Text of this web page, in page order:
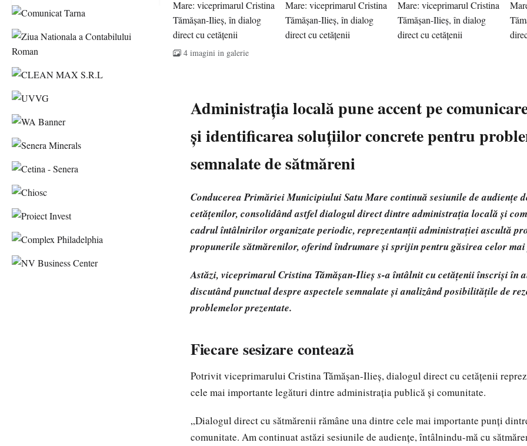
4 imagini in galerie
Administrația locală pune accent pe
și identificarea soluțiilor concrete pentru
semnalate de sătmăreni
Conducerea Primăriei Municipiului Satu Mare continuă sesiunile de audiențe
cetățenilor, consolidând astfel dialogul direct dintre administrația locală și
cadrul întâlnirilor organizate periodic, reprezentanții administrației ascultă
propunerile sătmărenilor, oferind îndrumare și sprijin pentru găsirea celor
Astăzi, viceprimarul Cristina Tămășan-Ilieș s-a întâlnit cu cetățenii înscriși în
discutând punctual despre aspectele semnalate și analizând posibilitățile de
problemelor prezentate.
Fiecare sesizare contează
Potrivit viceprimarului Cristina Tămășan-Ilieș, dialogul direct cu cetățenii
cele mai importante legături dintre administrația publică și comunitate.
„Dialogul direct cu sătmărenii rămâne una dintre cele mai importante punți
comunitate. Am continuat astăzi sesiunile de audiențe, întâlnindu-mă cu